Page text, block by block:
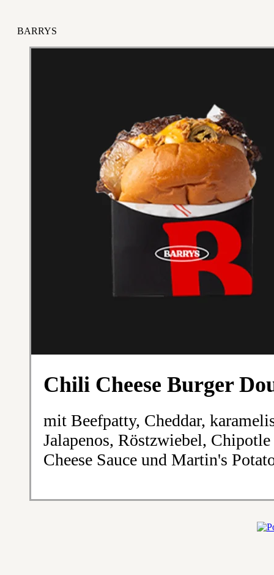
BARRYS
Chili Cheese Burger
mit Beefpatty, Cheddar,
Jalapenos, Röstzwiebel,
Cheese Sauce und Martin's